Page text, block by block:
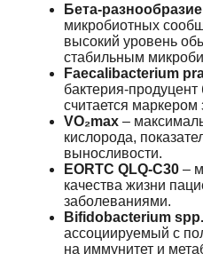
Бета‑разнообразие
микробиотных
высокий уровень
стабильным
Faecalibacterium
считается
VO₂max –
кислорода,
выносливости.
EORTC QLQ‑C30 –
качества жизни
заболеваниями.
Bifidobacterium spp.
ассоциируемый с
на иммунитет и